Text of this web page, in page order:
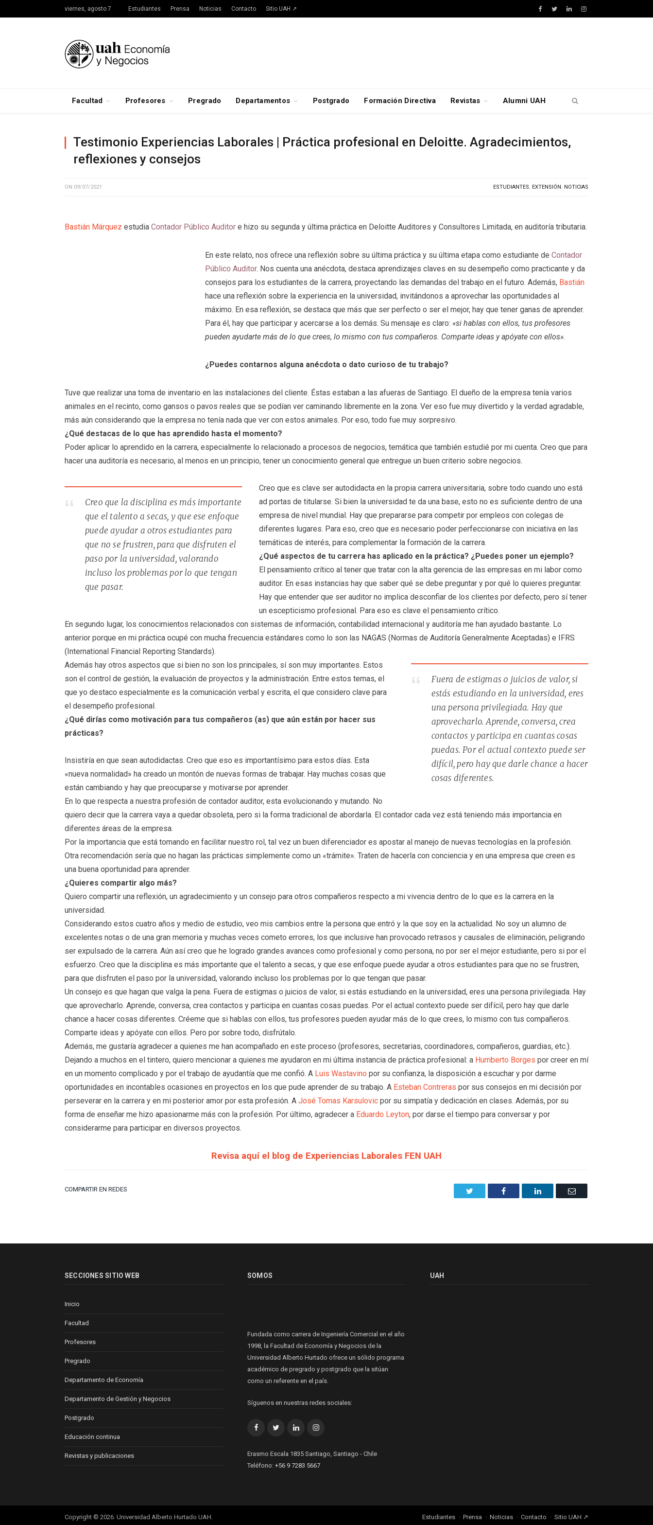
viernes, agosto 7 Estudiantes Prensa Noticias Contacto Sitio UAH ↗ Facebook
TwitterLinkedInInstagram
Facultad Profesores Pregrado Departamentos Postgrado Formación Directiva Revistas Alumni UAH
Testimonio Experiencias Laborales | Práctica profesional en Deloitte. Agradecimientos,
reflexiones y consejos
ON 09/07/2021 ESTUDIANTES, EXTENSIÓN, NOTICIAS
Bastián Márquez estudia Contador Público Auditor e hizo su segunda y última práctica en Deloitte Auditores y Consultores Limitada, en auditoría tributaria.
En este relato, nos ofrece una reflexión sobre su última práctica y su última etapa como estudiante de Contador
Público Auditor. Nos cuenta una anécdota, destaca aprendizajes claves en su desempeño como practicante y da
consejos para los estudiantes de la carrera, proyectando las demandas del trabajo en el futuro. Además, Bastián
hace una reflexión sobre la experiencia en la universidad, invitándonos a aprovechar las oportunidades al
máximo. En esa reflexión, se destaca que más que ser perfecto o ser el mejor, hay que tener ganas de aprender.
Para él, hay que participar y acercarse a los demás. Su mensaje es claro: «si hablas con ellos, tus profesores
pueden ayudarte más de lo que crees, lo mismo con tus compañeros. Comparte ideas y apóyate con ellos».
¿Puedes contarnos alguna anécdota o dato curioso de tu trabajo?
Tuve que realizar una toma de inventario en las instalaciones del cliente. Éstas estaban a las afueras de Santiago. El dueño de la empresa tenía varios
animales en el recinto, como gansos o pavos reales que se podían ver caminando libremente en la zona. Ver eso fue muy divertido y la verdad agradable,
más aún considerando que la empresa no tenía nada que ver con estos animales. Por eso, todo fue muy sorpresivo.
¿Qué destacas de lo que has aprendido hasta el momento?
Poder aplicar lo aprendido en la carrera, especialmente lo relacionado a procesos de negocios, temática que también estudié por mi cuenta. Creo que para
hacer una auditoría es necesario, al menos en un principio, tener un conocimiento general que entregue un buen criterio sobre negocios.
Creo que la disciplina es más importante
que el talento a secas, y que ese enfoque
puede ayudar a otros estudiantes para
que no se frustren, para que disfruten el
paso por la universidad, valorando
incluso los problemas por lo que tengan
que pasar.
Creo que es clave ser autodidacta en la propia carrera universitaria, sobre todo cuando uno está
ad portas de titularse. Si bien la universidad te da una base, esto no es suficiente dentro de una
empresa de nivel mundial. Hay que prepararse para competir por empleos con colegas de
diferentes lugares. Para eso, creo que es necesario poder perfeccionarse con iniciativa en las
temáticas de interés, para complementar la formación de la carrera.
¿Qué aspectos de tu carrera has aplicado en la práctica? ¿Puedes poner un ejemplo?
El pensamiento crítico al tener que tratar con la alta gerencia de las empresas en mi labor como
auditor. En esas instancias hay que saber qué se debe preguntar y por qué lo quieres preguntar.
Hay que entender que ser auditor no implica desconfiar de los clientes por defecto, pero sí tener
un escepticismo profesional. Para eso es clave el pensamiento crítico.
En segundo lugar, los conocimientos relacionados con sistemas de información, contabilidad internacional y auditoría me han ayudado bastante. Lo
anterior porque en mi práctica ocupé con mucha frecuencia estándares como lo son las NAGAS (Normas de Auditoría Generalmente Aceptadas) e IFRS
(International Financial Reporting Standards).
Fuera de estigmas o juicios de valor, si
estás estudiando en la universidad, eres
una persona privilegiada. Hay que
aprovecharlo. Aprende, conversa, crea
contactos y participa en cuantas cosas
puedas. Por el actual contexto puede ser
difícil, pero hay que darle chance a hacer
cosas diferentes.
Además hay otros aspectos que si bien no son los principales, sí son muy importantes. Estos
son el control de gestión, la evaluación de proyectos y la administración. Entre estos temas, el
que yo destaco especialmente es la comunicación verbal y escrita, el que considero clave para
el desempeño profesional.
¿Qué dirías como motivación para tus compañeros (as) que aún están por hacer sus
prácticas?
Insistiría en que sean autodidactas. Creo que eso es importantísimo para estos días. Esta
«nueva normalidad» ha creado un montón de nuevas formas de trabajar. Hay muchas cosas que
están cambiando y hay que preocuparse y motivarse por aprender.
En lo que respecta a nuestra profesión de contador auditor, esta evolucionando y mutando. No
quiero decir que la carrera vaya a quedar obsoleta, pero si la forma tradicional de abordarla. El contador cada vez está teniendo más importancia en
diferentes áreas de la empresa.
Por la importancia que está tomando en facilitar nuestro rol, tal vez un buen diferenciador es apostar al manejo de nuevas tecnologías en la profesión.
Otra recomendación sería que no hagan las prácticas simplemente como un «trámite». Traten de hacerla con conciencia y en una empresa que creen es
una buena oportunidad para aprender.
¿Quieres compartir algo más?
Quiero compartir una reflexión, un agradecimiento y un consejo para otros compañeros respecto a mi vivencia dentro de lo que es la carrera en la
universidad.
Considerando estos cuatro años y medio de estudio, veo mis cambios entre la persona que entró y la que soy en la actualidad. No soy un alumno de
excelentes notas o de una gran memoria y muchas veces cometo errores, los que inclusive han provocado retrasos y causales de eliminación, peligrando
ser expulsado de la carrera. Aún así creo que he logrado grandes avances como profesional y como persona, no por ser el mejor estudiante, pero si por el
esfuerzo. Creo que la disciplina es más importante que el talento a secas, y que ese enfoque puede ayudar a otros estudiantes para que no se frustren,
para que disfruten el paso por la universidad, valorando incluso los problemas por lo que tengan que pasar.
Un consejo es que hagan que valga la pena. Fuera de estigmas o juicios de valor, si estás estudiando en la universidad, eres una persona privilegiada. Hay
que aprovecharlo. Aprende, conversa, crea contactos y participa en cuantas cosas puedas. Por el actual contexto puede ser difícil, pero hay que darle
chance a hacer cosas diferentes. Créeme que si hablas con ellos, tus profesores pueden ayudar más de lo que crees, lo mismo con tus compañeros.
Comparte ideas y apóyate con ellos. Pero por sobre todo, disfrútalo.
Además, me gustaría agradecer a quienes me han acompañado en este proceso (profesores, secretarias, coordinadores, compañeros, guardias, etc.).
Dejando a muchos en el tintero, quiero mencionar a quienes me ayudaron en mi última instancia de práctica profesional: a Humberto Borges por creer en mí
en un momento complicado y por el trabajo de ayudantía que me confió. A Luis Wastavino por su confianza, la disposición a escuchar y por darme
oportunidades en incontables ocasiones en proyectos en los que pude aprender de su trabajo. A Esteban Contreras por sus consejos en mi decisión por
perseverar en la carrera y en mi posterior amor por esta profesión. A José Tomas Karsulovic por su simpatía y dedicación en clases. Además, por su
forma de enseñar me hizo apasionarme más con la profesión. Por último, agradecer a Eduardo Leyton, por darse el tiempo para conversar y por
considerarme para participar en diversos proyectos.
Revisa aquí el blog de Experiencias Laborales FEN UAH
COMPARTIR EN REDES Facebook LinkedIn Email
SECCIONES SITIO WEB
Inicio
Facultad
Profesores
Pregrado
Departamento de Economía
Departamento de Gestión y Negocios
Postgrado
Educación continua
Revistas y publicaciones
SOMOS
Fundada como carrera de Ingeniería Comercial en el año
1998, la Facultad de Economía y Negocios de la
Universidad Alberto Hurtado ofrece un sólido programa
académico de pregrado y postgrado que la sitúan
como un referente en el país.
Síguenos en nuestras redes sociales:
FacebookTwitterLinkedInInstagram
Erasmo Escala 1835 Santiago, Santiago - Chile
Teléfono: +56 9 7283 5667
UAH
Copyright © 2026. Universidad Alberto Hurtado UAH. Estudiantes Prensa Noticias Contacto Sitio UAH ↗